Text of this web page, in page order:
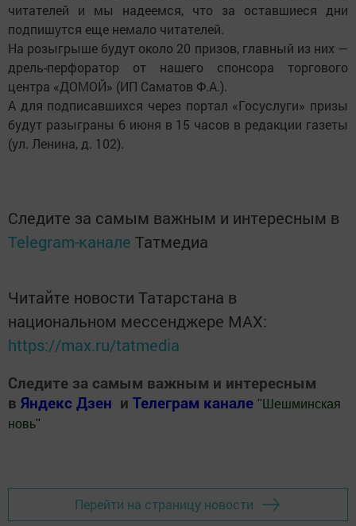
читателей и мы надеемся, что за оставшиеся дни
подпишутся еще немало читателей.
На розыгрыше будут около 20 призов, главный из них —
дрель-перфоратор от нашего спонсора торгового
центра «ДОМОЙ» (ИП Саматов Ф.А.).
А для подписавшихся через портал «Госуслуги» призы
будут разыграны 6 июня в 15 часов в редакции газеты
(ул. Ленина, д. 102).
Следите за самым важным и интересным в
Telegram-канале Татмедиа
Читайте новости Татарстана в
национальном мессенджере MАХ:
https://max.ru/tatmedia
Следите за самым важным и интересным
в Яндекс Дзен и Телеграм канале " Шешминская
новь"
Перейти на страницу новости